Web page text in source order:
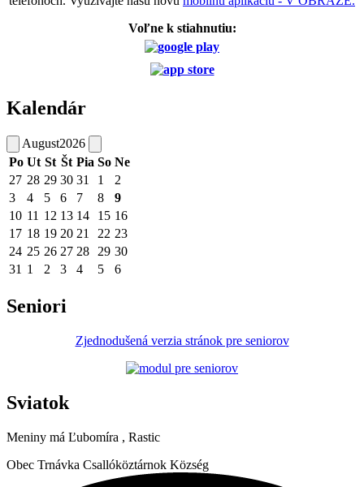
Voľne k stiahnutiu:
Kalendár
August2026
Po Ut St Št Pia So Ne
27 28 29 30 31 1
2
3
4 5 6 7 8
9
10 11 12 13 14 15 16
17 18 19 20 21 22 23
24 25 26 27 28 29 30
31 1 2 3 4 5 6
Seniori
Zjednodušená verzia stránok pre seniorov
Sviatok
Meniny má Ľubomíra , Rastic
Obec Trnávka Csallóköztárnok Község